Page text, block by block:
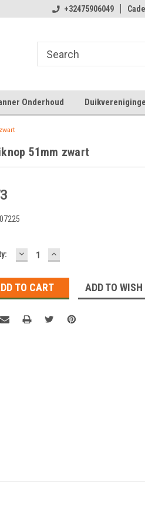
Welkom bij Tecline.be
+32475906049
Onderhoud
51mm zwart
DECREASE
QUANTITY:
INCREASE
QUANTITY:
ADD TO